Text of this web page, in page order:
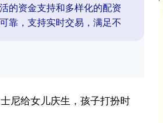
的资金支持和多样化的配资
靠，支持实时交易，满足不
尼给女儿庆生，孩子打扮时